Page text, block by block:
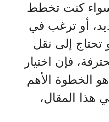
كنت تخطط
أو ترغب في
إلى نقل
فإن اختيار
الخطوة الأهم
هذا المقال،